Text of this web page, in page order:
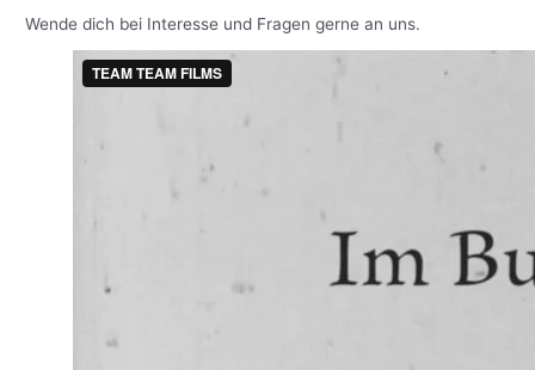
Wende dich bei Interesse und Fragen gerne an uns.